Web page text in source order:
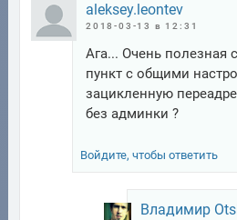
aleksey.leontev
2018-03-13 в 12:31
Ага... Очень полезная
пункт с общими
зацикленную
без админки ?
Войдите, чтобы ответить
Владимир